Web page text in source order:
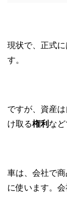
現状で、正式
す。
ですが、資産
け取る権利など
車は、会社で
に使います。